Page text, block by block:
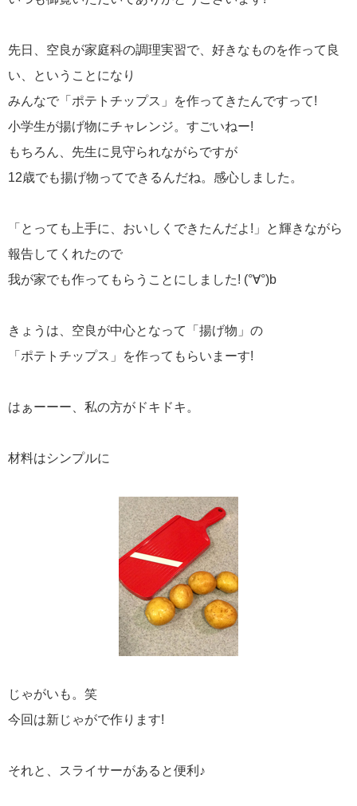
先日、空良が家庭科の調理実習で、好きなものを作って良
い、ということになり
みんなで「ポテトチップス」を作ってきたんですって!
小学生が揚げ物にチャレンジ。すごいねー!
もちろん、先生に見守られながらですが
12歳でも揚げ物ってできるんだね。感心しました。
「とっても上手に、おいしくできたんだよ!」と輝きながら
報告してくれたので
我が家でも作ってもらうことにしました! (°∀°)b
きょうは、空良が中心となって「揚げ物」の
「ポテトチップス」を作ってもらいまーす!
はぁーーー、私の方がドキドキ。
材料はシンプルに
じゃがいも。笑
今回は新じゃがで作ります!
それと、スライサーがあると便利♪